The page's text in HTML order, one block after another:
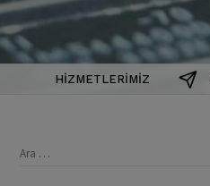
HIZMETLERIMIZ
Arama: